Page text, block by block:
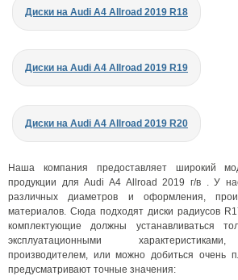
Диски на Audi A4 Allroad 2019 R18
Диски на Audi A4 Allroad 2019 R19
Диски на Audi A4 Allroad 2019 R20
Наша компания предоставляет широкий
продукции для Audi A4 Allroad 2019 г/в . У
различных диаметров и оформления,
материалов. Сюда подходят диски радиусов
комплектующие должны устанавливаться
эксплуатационными
производителем, или можно добиться очень
предусматривают точные значения: